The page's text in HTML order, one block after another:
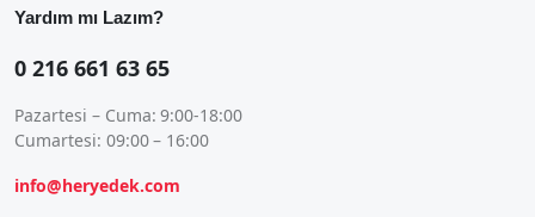
Yardım mı Lazım?
0 216 661 63 65
Pazartesi – Cuma: 9:00-18:00
Cumartesi: 09:00 – 16:00
info@heryedek.com